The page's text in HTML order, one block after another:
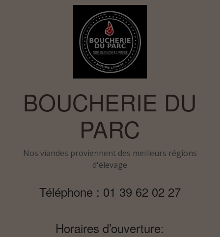
BOUCHERIE DU
PARC
Nos viandes proviennent des meilleurs régions
d'élevage
Téléphone : 01 39 62 02 27
Horaires d’ouverture: